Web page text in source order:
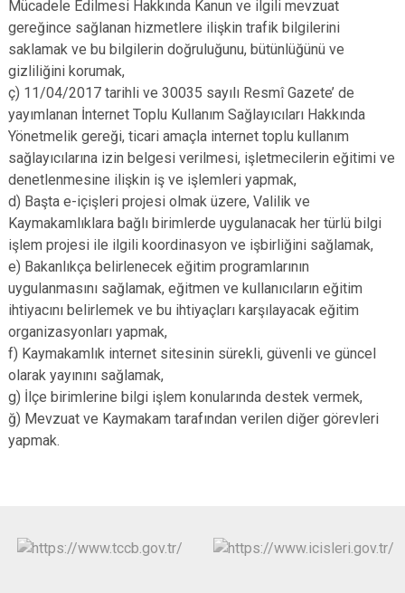
Mücadele Edilmesi Hakkında Kanun ve ilgili mevzuat
gereğince sağlanan hizmetlere ilişkin trafik bilgilerini
saklamak ve bu bilgilerin doğruluğunu, bütünlüğünü ve
gizliliğini korumak,
ç) 11/04/2017 tarihli ve 30035 sayılı Resmî Gazete’ de
yayımlanan İnternet Toplu Kullanım Sağlayıcıları Hakkında
Yönetmelik gereği, ticari amaçla internet toplu kullanım
sağlayıcılarına izin belgesi verilmesi, işletmecilerin eğitimi ve
denetlenmesine ilişkin iş ve işlemleri yapmak,
d) Başta e-içişleri projesi olmak üzere, Valilik ve
Kaymakamlıklara bağlı birimlerde uygulanacak her türlü bilgi
işlem projesi ile ilgili koordinasyon ve işbirliğini sağlamak,
e) Bakanlıkça belirlenecek eğitim programlarının
uygulanmasını sağlamak, eğitmen ve kullanıcıların eğitim
ihtiyacını belirlemek ve bu ihtiyaçları karşılayacak eğitim
organizasyonları yapmak,
f) Kaymakamlık internet sitesinin sürekli, güvenli ve güncel
olarak yayınını sağlamak,
g) İlçe birimlerine bilgi işlem konularında destek vermek,
ğ) Mevzuat ve Kaymakam tarafından verilen diğer görevleri
yapmak.